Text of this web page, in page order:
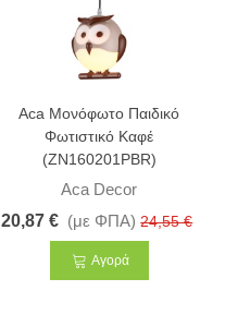
Aca Μονόφωτο Παιδικό
Φωτιστικό Καφέ
(ZN160201PBR)
Aca Decor
20,87 € (με ΦΠΑ) 24,55 €
Αγορά